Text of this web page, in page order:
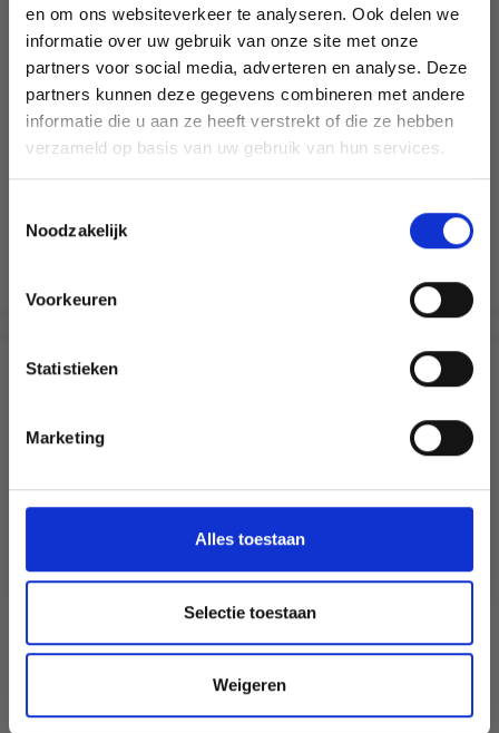
en om ons websiteverkeer te analyseren. Ook delen we
informatie over uw gebruik van onze site met onze
partners voor social media, adverteren en analyse. Deze
partners kunnen deze gegevens combineren met andere
informatie die u aan ze heeft verstrekt of die ze hebben
verzameld op basis van uw gebruik van hun services.
Noodzakelijk
Voorkeuren
Statistieken
Marketing
Alles toestaan
Selectie toestaan
Weigeren
POT À CRAYONS 9,5X7,5 CM
EUR 1.60EUR 2.30
D'AUTRES ONT ÉGALEMENT
Économisez jusqu'à 50 %
Soyez le premier à connaître nos soldes et
Wil je liever nieuws ontvangen over onze
Nederlands?